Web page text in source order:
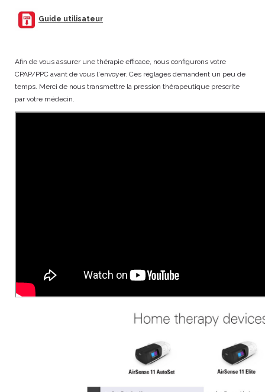
Guide utilisateur
Afin de vous assurer une thérapie efficace, nous configurons votre
CPAP/PPC avant de vous l'envoyer. Ces réglages demandent un peu de
temps. Merci de nous transmettre la pression thérapeutique prescrite
par votre médecin.